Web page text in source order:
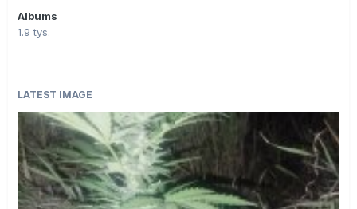
Albums
1.9 tys.
LATEST IMAGE